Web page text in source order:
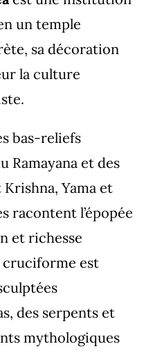
un temple
sa décoration
la culture
bas-reliefs
Ramayana et des
Yama et
racontent l’épopée
et richesse
cruciforme est
des serpents et
mythologiques